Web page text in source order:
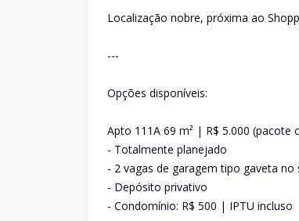
Localização nobre, próxima ao
---
Opções disponíveis:
Apto 111A 69 m² | R$ 5.000 (pacote
- Totalmente planejado
- 2 vagas de garagem tipo gaveta no
- Depósito privativo
- Condomínio: R$ 500 | IPTU incluso